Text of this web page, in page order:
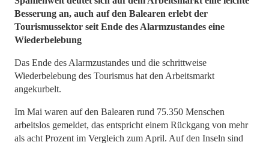
Besserung an, auch auf den Balearen erlebt der
Tourismussektor seit Ende des Alarmzustandes eine
Wiederbelebung
Das Ende des Alarmzustandes und die schrittweise
Wiederbelebung des Tourismus hat den Arbeitsmarkt
angekurbelt.
Im Mai waren auf den Balearen rund 75.350 Menschen
arbeitslos gemeldet, das entspricht einem Rückgang von mehr
als acht Prozent im Vergleich zum April. Auf den Inseln sind